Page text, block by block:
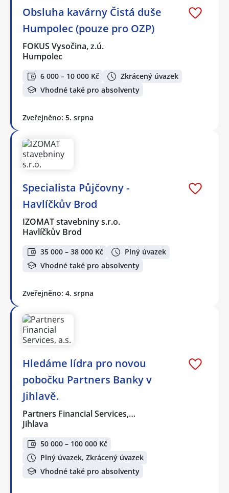
Obsluha kavárny Čistá duše
Humpolec (pouze pro OZP)
FOKUS Vysočina, z.ú.
Humpolec
6 000 – 10 000 Kč
Zkrácený úvazek
Vhodné také pro absolventy
Zveřejněno: 5. srpna
Specialista Půjčovny -
Havlíčkův Brod
IZOMAT stavebniny s.r.o.
Havlíčkův Brod
35 000 – 38 000 Kč
Plný úvazek
Vhodné také pro absolventy
Zveřejněno: 4. srpna
Hledáme lídra pro novou
pobočku Partners Banky v
Jihlavě.
Partners Financial Services,…
Jihlava
50 000 – 100 000 Kč
Plný úvazek, Zkrácený úvazek
Vhodné také pro absolventy